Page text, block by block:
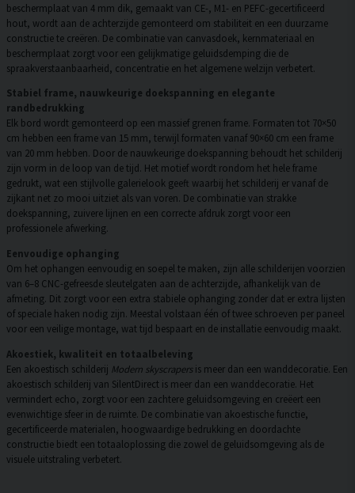
beschermplaat van 4 mm dik, gemaakt van CE-, M1- en PEFC-gecertificeerd
hout, wordt aan de achterzijde gemonteerd om stabiliteit en een duurzame
constructie te creëren. De combinatie van canvasdoek, kernmateriaal en
beschermplaat zorgt voor een gelijkmatige geluidsdemping die de
spraakverstaanbaarheid, concentratie en het algemene welzijn verbetert.
Stabiel frame, nauwkeurige doekspanning en elegante
randbedrukking
Elk bord wordt gemonteerd op een massief grenen frame. Formaten tot 70×50
cm hebben een frame van 15 mm, terwijl formaten vanaf 90×60 cm een frame
van 20 mm hebben. Door de nauwkeurige doekspanning behoudt het schilderij
zijn vorm in de loop van de tijd. Het motief wordt rondom het hele frame
gedrukt, wat een stijlvolle galerielook geeft waarbij het schilderij er vanaf de
zijkant net zo mooi uitziet als van voren. De combinatie van strakke
doekspanning, zuivere lijnen en een correcte afdruk zorgt voor een
professionele afwerking.
Eenvoudige ophanging
Om het ophangen eenvoudig en soepel te maken, zijn alle schilderijen voorzien
van 6–8 CNC-gefreesde sleutelgaten aan de achterzijde, afhankelijk van de
afmeting. Dit zorgt voor een extra stabiele ophanging zonder dat er extra lijsten
of speciale haken nodig zijn. Meestal volstaan één of twee schroeven per paneel
voor een veilige montage, wat tijd bespaart en de installatie eenvoudig maakt.
Akoestiek, kwaliteit en totaalbeleving
Een akoestisch schilderij Modern skyscrapersis meer dan een wanddecoratie. Een
akoestisch schilderij van SilentDirect is meer dan een wanddecoratie. Het
vermindert echo, zorgt voor een zachtere geluidsomgeving en creëert een
evenwichtige sfeer in de ruimte. De combinatie van akoestische functie,
gecertificeerde materialen, hoogwaardige bedrukking en doordachte
constructie biedt een totaaloplossing die zowel de geluidsomgeving als de
visuele uitstraling verbetert.